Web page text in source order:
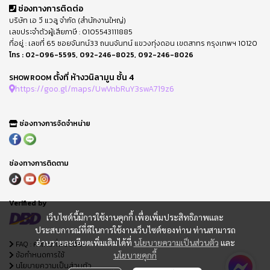
เว็บไซต์นี้มีการใช้งานคุกกี้ เพื่อเพิ่มประสิทธิภาพและ
ประสบการณ์ที่ดีในการใช้งานเว็บไซต์ของท่าน ท่านสามารถ
อ่านรายละเอียดเพิ่มเติมได้ที่ นโยบายความเป็นส่วนตัว และ
นโยบายคุกกี้
ช่องทางการติดต่อ
บริษัท เอ วี แวลู จำกัด (สำนักงานใหญ่)
เลขประจำตัวผู้เสียภาษี : 0105543111885
ที่อยู่ : เลขที่ 65 ซอยจันทน์33 ถนนจันทน์ แขวงทุ่งดอน เขตสาทร กรุงเทพฯ 10120
โทร : 02-096-5595, 092-246-8025, 092-246-8026
SHOWROOM ตั้งที่ ห้างวนิลามูน ชั้น 4
https://goo.gl/maps/UwVnbRuY3swA719z6
ช่องทางการจัดจำหน่าย
ช่องทางการติดตาม
Verified by
FAQ : คำถามที่พบบ่อย
ข้อกำหนดการใช้
นโยบายความเป็นส่วนตัว